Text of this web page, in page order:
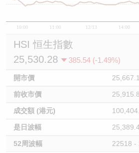
10:00 11:00 12/13 14:00
HSI 恒生指數
25,530.28
385.54 (-1.49%)
開市價 25,667.1
前收市價
成交額 (港元)
是日波幅
52周波幅 22518 -